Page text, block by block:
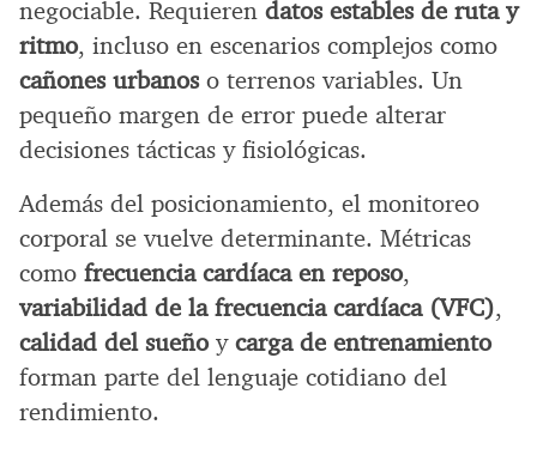
negociable. Requieren datos estables de ruta y
ritmo, incluso en escenarios complejos como
cañones urbanoso terrenos variables. Un
pequeño margen de error puede alterar
decisiones tácticas y fisiológicas.
Además del posicionamiento, el monitoreo
corporal se vuelve determinante. Métricas
como frecuencia cardíaca en reposo,
variabilidad de la frecuencia cardíaca (VFC),
calidad del sueñoycarga de entrenamiento
forman parte del lenguaje cotidiano del
rendimiento.